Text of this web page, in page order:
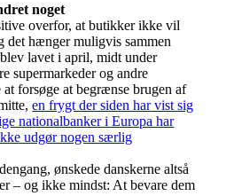
noget
overfor, at butikker ikke vil
det hænger muligvis sammen
lavet i april, midt under
supermarkeder og andre
forsøge at begrænse brugen af
en frygt der siden har vist sig
nationalbanker i Europa har
udgør nogen særlig
ønskede danskerne altså
– og ikke mindst: At bevare dem